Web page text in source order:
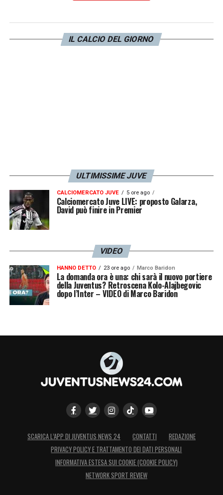
vederci chiaro“per accertare l’eventuale
IL CALCIO DEL GIORNO
ULTIMISSIME JUVE
CALCIOMERCATO JUVE 5 ore ago
Calciomercato Juve LIVE: proposto Galarza,
David può finire in Premier
VIDEO
HANNO DETTO 23 ore ago Marco Baridon
La domanda ora è una: chi sarà il nuovo portiere
della Juventus? Retroscena Kolo-Alajbegovic
dopo l’Inter – VIDEO di Marco Baridon
SCARICA L’APP DI JUVENTUS NEWS 24 CONTATTI
REDAZIONE
PRIVACY POLICY E TRATTAMENTO DEI DATI PERSONALI
INFORMATIVA ESTESA SUI COOKIE (COOKIE POLICY)
NETWORK SPORT REVIEW